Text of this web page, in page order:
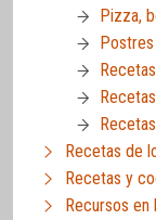
Pizza,
Postres
Recetas de
Recetas y
Recursos en